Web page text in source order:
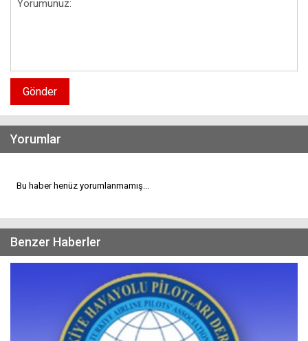
Gönder
Yorumlar
Bu haber henüz yorumlanmamış...
Benzer Haberler